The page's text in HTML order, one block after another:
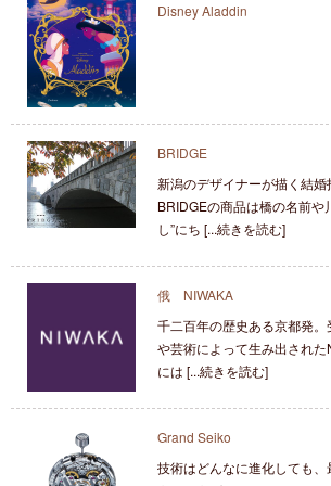
Disney Aladdin
BRIDGE
新潟のデザイナーが描く結婚
BRIDGEの商品は橋の名前や
し”にち [...続きを読む]
俄 NIWAKA
千二百年の歴史ある京都発
や芸術によって生み出され
には [...続きを読む]
Grand Seiko
技術はどんなに進化しても